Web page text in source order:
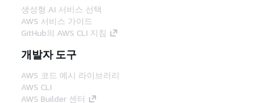
생성형 AI 서비스 선택
AWS 서비스 가이드
GitHub의 AWS CLI 지침
개발자 도구
AWS 코드 예시 라이브러리
AWS CLI
AWS Builder 센터